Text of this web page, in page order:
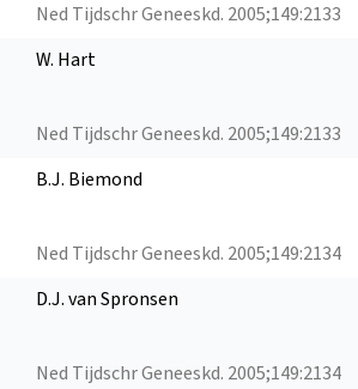
Ned Tijdschr Geneeskd. 2005;149:2133
Ned Tijdschr Geneeskd. 2005;149:2133
W. Hart
Ned Tijdschr Geneeskd. 2005;149:2134
B.J. Biemond
Ned Tijdschr Geneeskd. 2005;149:2134
D.J. van Spronsen